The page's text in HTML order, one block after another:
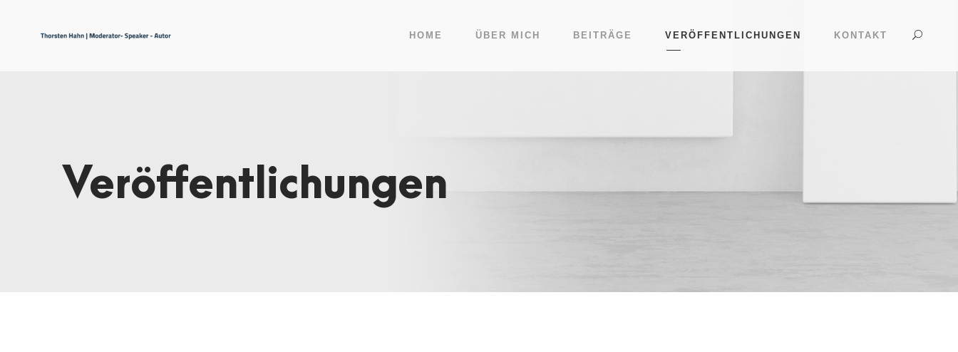
HOME ÜBER MICH BEITRÄGE VERÖFFENTLICHUNGEN KONTAKT
Veröffentlichungen